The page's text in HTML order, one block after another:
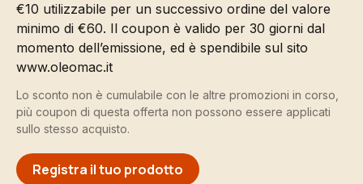
€10 utilizzabile per un successivo ordine del valore
minimo di €60. Il coupon è valido per 30 giorni dal
momento dell’emissione, ed è spendibile sul sito
www.oleomac.it
Lo sconto non è cumulabile con le altre promozioni in corso,
più coupon di questa offerta non possono essere applicati
sullo stesso acquisto.
Registra il tuo prodotto